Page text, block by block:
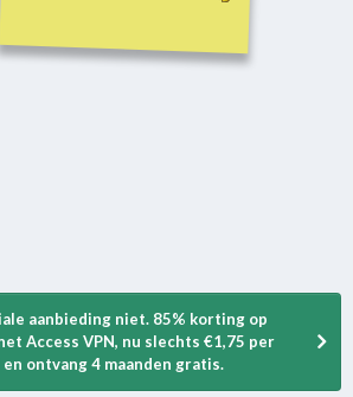
aanbieding niet. 85% korting op
Access VPN, nu slechts €1,75 per
en ontvang 4 maanden gratis.